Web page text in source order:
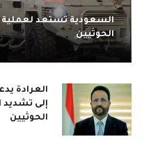
السعودية تستعد
الحوثيين
العرادة
إلى
الحوثيين